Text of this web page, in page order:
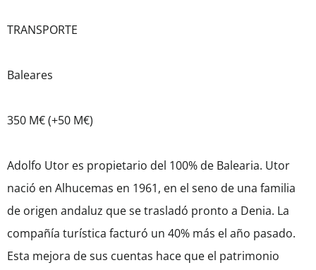
TRANSPORTE
Baleares
350 M€ (+50 M€)
Adolfo Utor es propietario del 100% de Balearia. Utor
nació en Alhucemas en 1961, en el seno de una familia
de origen andaluz que se trasladó pronto a Denia. La
compañía turística facturó un 40% más el año pasado.
Esta mejora de sus cuentas hace que el patrimonio